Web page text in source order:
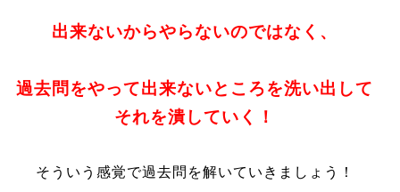
出来ないからやらないのではなく、
過去問をやって出来ないところを洗い出して
それを潰していく！
そういう感覚で過去問を解いていきましょう！